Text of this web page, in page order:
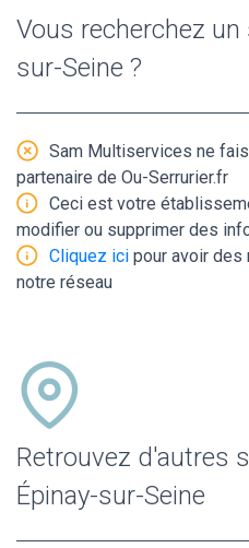
Vous recherchez un
sur-Seine ?
Sam Multiservices ne
partenaire de Ou-Serrurier.fr
Ceci est votre
modifier ou supprimer des
Cliquez ici pour avoir des
notre réseau
Retrouvez d'autres
Épinay-sur-Seine